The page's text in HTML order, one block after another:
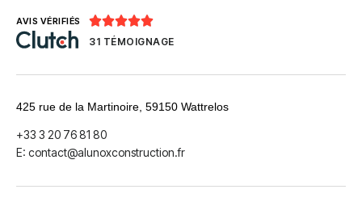
AVIS VÉRIFIÉS 
31 TÉMOIGNAGE
425 rue de la Martinoire, 59150 Wattrelos
+33 3 20 76 81 80
E: contact@alunoxconstruction.fr